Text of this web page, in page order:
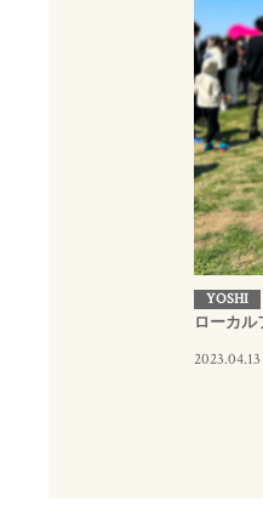
YOSHI
ローカル
2023.04.13